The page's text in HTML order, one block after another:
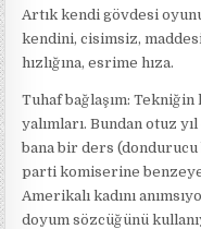
Artık kendi gövdesi
kendini, cisimsiz,
hızlığına, esrime hıza.
Tuhaf bağlaşım:
yalımları. Bundan otuz
bana bir ders
parti komiserine
Amerikalı kadını
doyum sözcüğünü